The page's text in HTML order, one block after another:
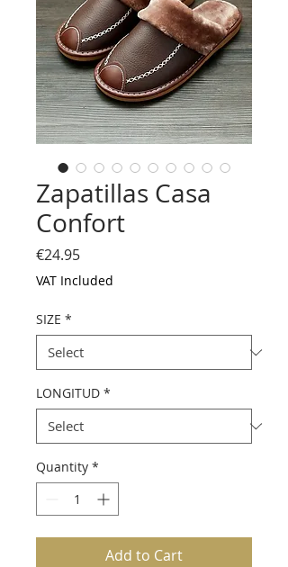
Zapatillas Casa
Confort
€24.95Price
VAT Included
SIZE *
LONGITUD *
Quantity *
Add to Cart